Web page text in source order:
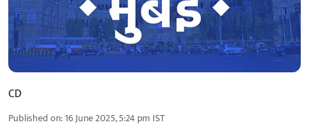
CD
Published on:16 June 2025, 5:24 pm IST